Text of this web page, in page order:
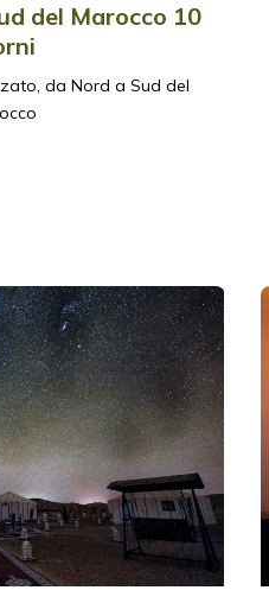
del Marocco 10
da Nord a Sud del